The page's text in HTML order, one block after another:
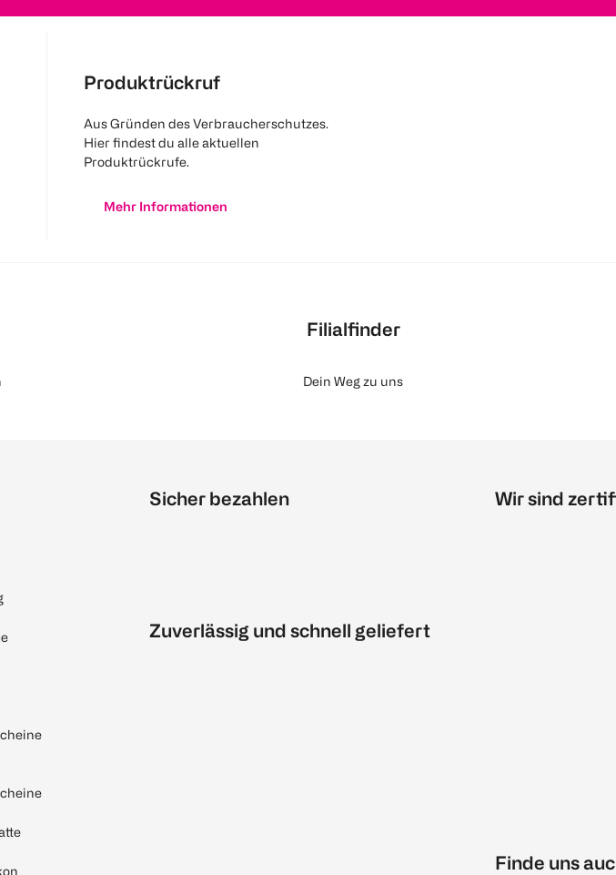
Produktrückruf
Aus Gründen des Verbraucherschutzes.
Hier findest du alle aktuellen
Produktrückrufe.
Mehr Informationen
Filialfinder
Dein Weg zu uns
Sicher bezahlen
Zuverlässig und schnell geliefert
Wir sind
Finde uns